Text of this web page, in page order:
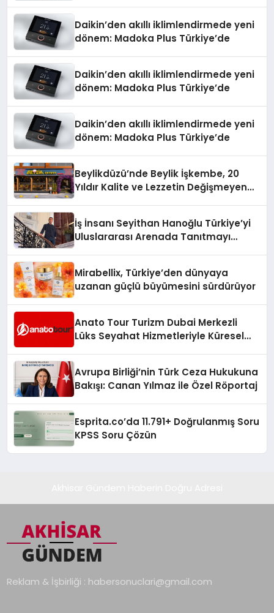
Daikin’den akıllı iklimlendirmede yeni
dönem: Madoka Plus Türkiye’de
Daikin’den akıllı iklimlendirmede yeni
dönem: Madoka Plus Türkiye’de
Daikin’den akıllı iklimlendirmede yeni
dönem: Madoka Plus Türkiye’de
Beylikdüzü’nde Beylik İşkembe, 20
Yıldır Kalite ve Lezzetin Değişmeyen
İş İnsanı Seyithan Hanoğlu Türkiye’yi
Uluslararası Arenada Tanıtmayı
Mirabellix, Türkiye’den dünyaya
uzanan güçlü büyümesini sürdürüyor
Anato Tour Turizm Dubai Merkezli
Lüks Seyahat Hizmetleriyle Küresel
Avrupa Birliği’nin Türk Ceza Hukukuna
Bakışı: Canan Yılmaz ile Özel Röportaj
Esprita.co’da 11.791+ Doğrulanmış Soru
KPSS Soru Çözün
Reklam & İşbirliği : habersonuclari@gmail.com